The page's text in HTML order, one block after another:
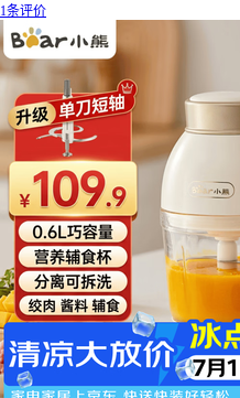
1条评价